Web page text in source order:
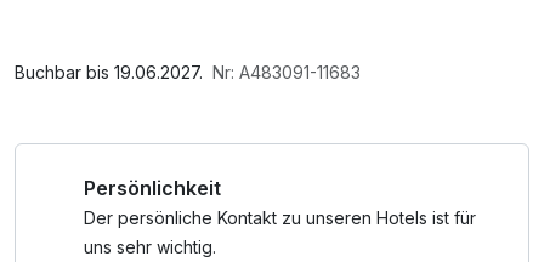
Berge sind ganz nahe und für Familien mit Kindern gibt es
Tennis & vieles mehr.
Tirols Sport & Vital Park bietet ein Kinder- und
Saunatuch, Parkplatz, W-LAN Nutzung / Internetnutzung
Buchbar bis 19.06.2027. Nr: A483091-11683
Persönlichkeit
Der persönliche Kontakt zu unseren Hotels ist für
uns sehr wichtig.